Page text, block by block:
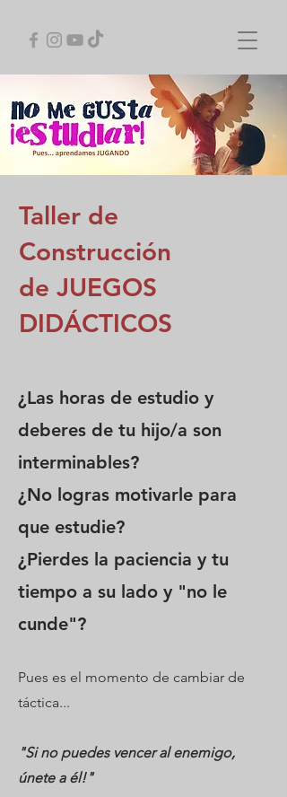
Taller de
Construcción
de JUEGOS
DIDÁCTICOS
¿Las horas de estudio y
deberes de tu hijo/a son
interminables?
¿No logras motivarle para
que estudie?
¿Pierdes la paciencia y tu
tiempo a su lado y "no le
cunde"?
Pues es el momento de cambiar de
táctica...
"Si no puedes vencer al enemigo,
únete a él!"